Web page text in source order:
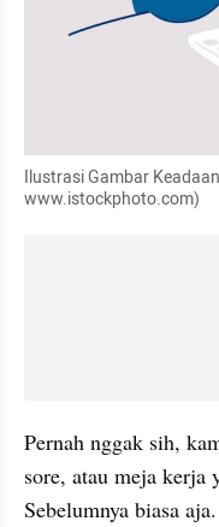
Ilustrasi Gambar
www.istockphoto.com)
Pernah nggak sih,
sore, atau meja kerja
Sebelumnya biasa